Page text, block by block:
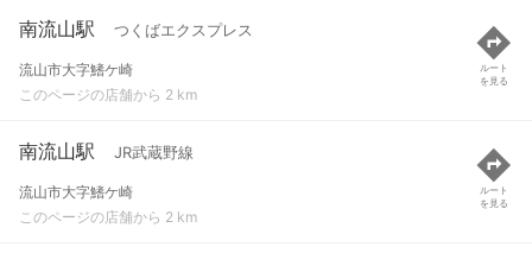
南流山駅 つくばエクスプレス
流山市大字鰭ケ崎
このページの店舗から 2 km
ルート
を見る
南流山駅 JR武蔵野線
流山市大字鰭ケ崎
このページの店舗から 2 km
ルート
を見る